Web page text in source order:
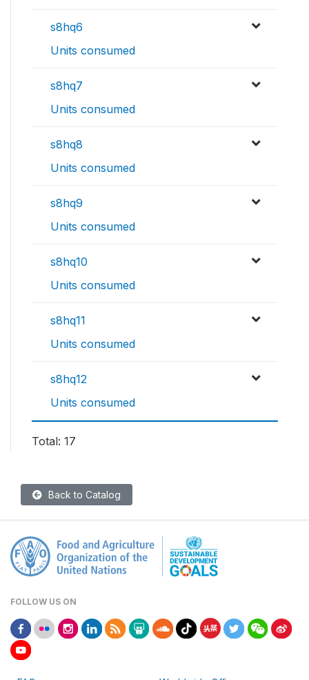
s8hq6
Units consumed
s8hq7
Units consumed
s8hq8
Units consumed
s8hq9
Units consumed
s8hq10
Units consumed
s8hq11
Units consumed
s8hq12
Units consumed
Total: 17
Back to Catalog
FOLLOW US ON